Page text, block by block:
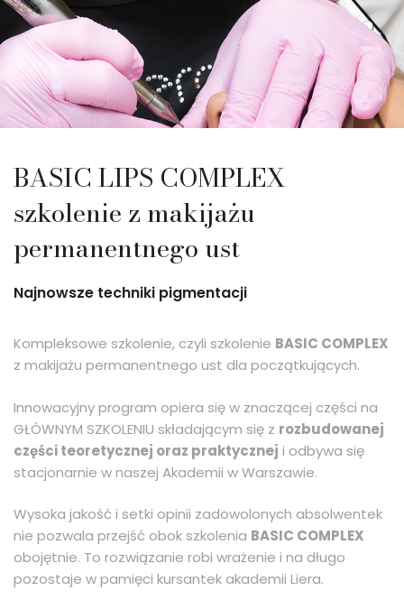
BASIC LIPS COMPLEX
szkolenie z makijażu
permanentnego ust
Najnowsze techniki pigmentacji
Kompleksowe szkolenie, czyli szkolenie BASIC COMPLEX
z makijażu permanentnego ust dla początkujących.
Innowacyjny program opiera się w znaczącej części na
GŁÓWNYM SZKOLENIU składającym się z rozbudowanej
części teoretycznej oraz praktycznej i odbywa się
stacjonarnie w naszej Akademii w Warszawie.
Wysoka jakość i setki opinii zadowolonych absolwentek
nie pozwala przejść obok szkolenia BASIC COMPLEX
obojętnie. To rozwiązanie robi wrażenie i na długo
pozostaje w pamięci kursantek akademii Liera.